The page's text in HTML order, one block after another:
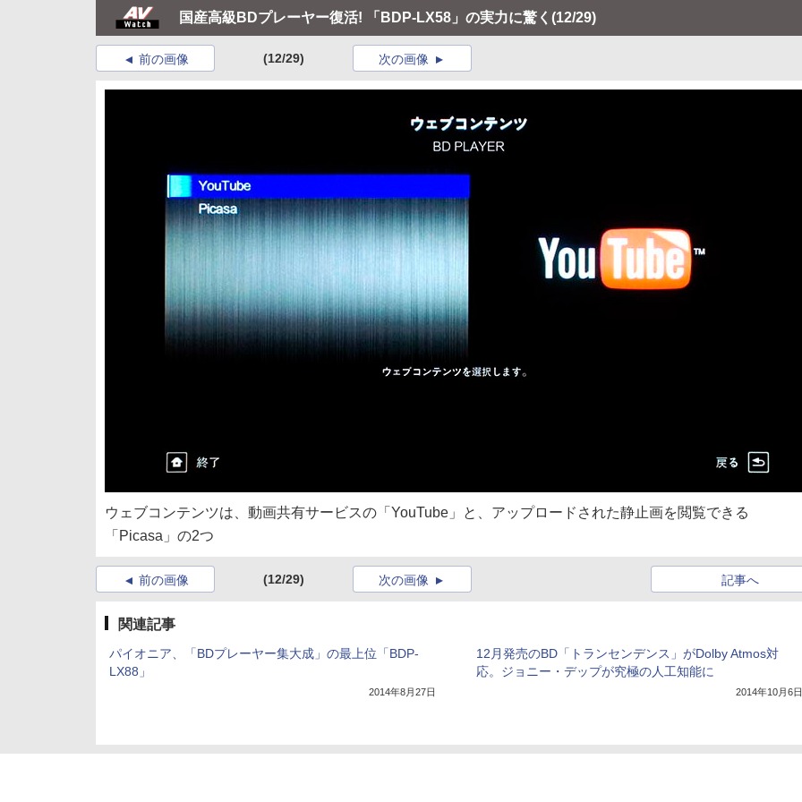
国産高級BDプレーヤー復活! 「BDP-LX58」の実力に驚く (12/29)
前の画像 (12/29) 次の画像
ウェブコンテンツは、動画共有サービスの「YouTube」と、アップロードされた静止画を閲覧できる
「Picasa」の2つ
前の画像 (12/29) 記事へ
次の画像
関連記事
パイオニア、「BDプレーヤー集大成」の最上位「BDP-
LX88」
2014年8月27日
12月発売のBD「トランセンデンス」がDolby Atmos対
応。ジョニー・デップが究極の人工知能に
2014年10月6日